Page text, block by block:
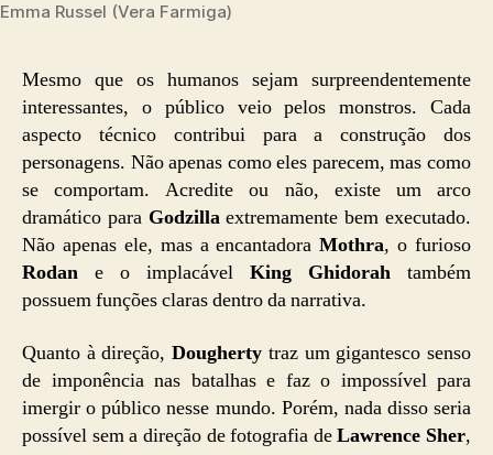
Emma Russel (Vera Farmiga)
Mesmo que os humanos sejam surpreendentemente
interessantes, o público veio pelos monstros. Cada
aspecto técnico contribui para a construção dos
personagens. Não apenas como eles parecem, mas como
se comportam. Acredite ou não, existe um arco
dramático para Godzillaextremamente bem executado.
Não apenas ele, mas a encantadoraMothra, o furioso
Rodan e o implacável King Ghidorah também
possuem funções claras dentro da narrativa.
Quanto à direção,Dougherty traz um gigantesco senso
de imponência nas batalhas e faz o impossível para
imergir o público nesse mundo. Porém, nada disso seria
possível sem a direção de fotografia deLawrence Sher,